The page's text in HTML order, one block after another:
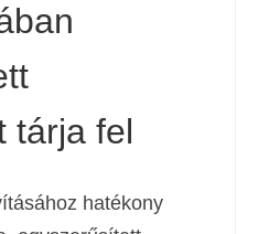
tárja fel
hatékony